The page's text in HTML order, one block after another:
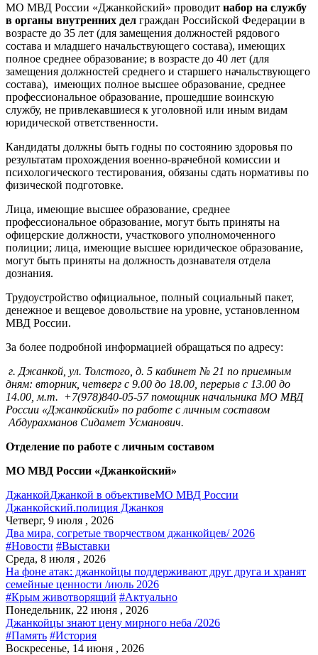
МО МВД России «Джанкойский» проводит набор на службу
в органы внутренних дел граждан Российской Федерации в
возрасте до 35 лет (для замещения должностей рядового
состава и младшего начальствующего состава), имеющих
полное среднее образование; в возрасте до 40 лет (для
замещения должностей среднего и старшего начальствующего
состава), имеющих полное высшее образование, среднее
профессиональное образование, прошедшие воинскую
службу, не привлекавшиеся к уголовной или иным видам
юридической ответственности.
Кандидаты должны быть годны по состоянию здоровья по
результатам прохождения военно-врачебной комиссии и
психологического тестирования, обязаны сдать нормативы по
физической подготовке.
Лица, имеющие высшее образование, среднее
профессиональное образование, могут быть приняты на
офицерские должности, участкового уполномоченного
полиции; лица, имеющие высшее юридическое образование,
могут быть приняты на должность дознавателя отдела
дознания.
Трудоустройство официальное, полный социальный пакет,
денежное и вещевое довольствие на уровне, установленном
МВД России.
За более подробной информацией обращаться по адресу:
г. Джанкой, ул. Толстого, д. 5 кабинет № 21 по приемным
дням: вторник, четверг с 9.00 до 18.00, перерыв с 13.00 до
14.00, м.т. +7(978)840-05-57 помощник начальника МО МВД
России «Джанкойский» по работе с личным составом
Абдурахманов Сидамет Усманович.
Отделение по работе с личным составом
МО МВД России «Джанкойский»
ДжанкойДжанкой в объективеМО МВД России
Джанкойский.полиция Джанкоя
Четверг, 9 июля , 2026
Два мира, согретые творчеством джанкойцев/ 2026
#Новости #Выставки
Среда, 8 июля , 2026
На фоне атак: джанкойцы поддерживают друг друга и хранят
семейные ценности /июль 2026
#Крым животворящий #Актуально
Понедельник, 22 июня , 2026
Джанкойцы знают цену мирного неба /2026
#Память #История
Воскресенье, 14 июня , 2026